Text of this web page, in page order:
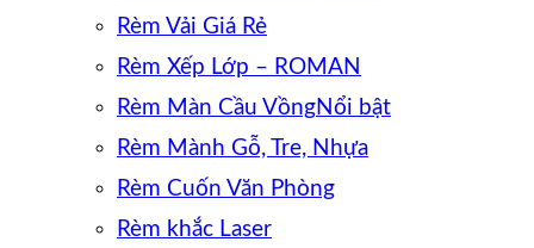
Rèm Vải Giá Rẻ
Rèm Xếp Lớp – ROMAN
Rèm Màn Cầu Vồng
Rèm Mành Gỗ, Tre, Nhựa
Rèm Cuốn Văn Phòng
Rèm khắc Laser